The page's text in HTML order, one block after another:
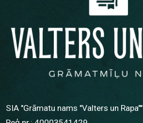
SIA "Grāmatu nams "Valters un Rapa""